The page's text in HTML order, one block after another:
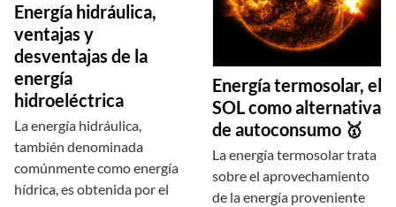
Energía hidráulica,
ventajas y
desventajas de la
energía
hidroeléctrica
La energía hidráulica,
también denominada
comúnmente como energía
hídrica, es obtenida por el
Energía termosolar, el
SOL como alternativa
de autoconsumo 🥇
La energía termosolar trata
sobre el aprovechamiento
de la energía proveniente